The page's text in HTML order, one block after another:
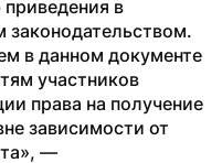
в
законодательством.
в данном документе
участников
права на получение
зависимости от